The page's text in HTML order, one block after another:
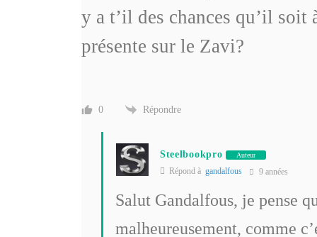
y a t’il des chances qu’il
présente sur le Zavi?
0 Répondre
Steelbookpro Auteur
Répond à gandalfous 9 années
Salut Gandalfous, je pense
malheureusement, comme